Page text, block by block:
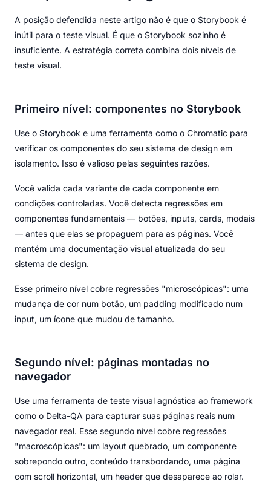
A posição defendida neste artigo não é que o Storybook é
inútil para o teste visual. É que o Storybook sozinho é
insuficiente. A estratégia correta combina dois níveis de
teste visual.
Primeiro nível: componentes no Storybook
Use o Storybook e uma ferramenta como o Chromatic para
verificar os componentes do seu sistema de design em
isolamento. Isso é valioso pelas seguintes razões.
Você valida cada variante de cada componente em
condições controladas. Você detecta regressões em
componentes fundamentais — botões, inputs, cards, modais
— antes que elas se propaguem para as páginas. Você
mantém uma documentação visual atualizada do seu
sistema de design.
Esse primeiro nível cobre regressões "microscópicas": uma
mudança de cor num botão, um padding modificado num
input, um ícone que mudou de tamanho.
Segundo nível: páginas montadas no
navegador
Use uma ferramenta de teste visual agnóstica ao framework
como o Delta-QA para capturar suas páginas reais num
navegador real. Esse segundo nível cobre regressões
"macroscópicas": um layout quebrado, um componente
sobrepondo outro, conteúdo transbordando, uma página
com scroll horizontal, um header que desaparece ao rolar.